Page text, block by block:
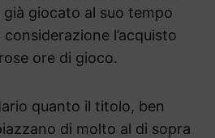
già giocato al suo tempo
l’acquisto
ore di gioco.
quanto il titolo, ben
di molto al di sopra